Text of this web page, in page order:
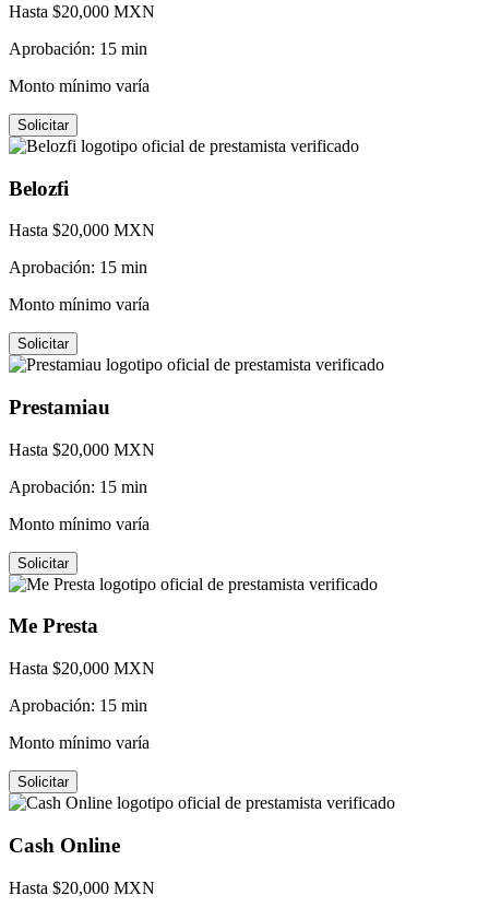
Hasta $20,000 MXN
Aprobación: 15 min
Monto mínimo varía
Solicitar
Belozfi
Hasta $20,000 MXN
Aprobación: 15 min
Monto mínimo varía
Solicitar
Prestamiau
Hasta $20,000 MXN
Aprobación: 15 min
Monto mínimo varía
Solicitar
Me Presta
Hasta $20,000 MXN
Aprobación: 15 min
Monto mínimo varía
Solicitar
Cash Online
Hasta $20,000 MXN